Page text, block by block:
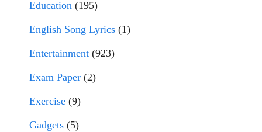
Education (195)
English Song Lyrics (1)
Entertainment (923)
Exam Paper (2)
Exercise (9)
Gadgets (5)